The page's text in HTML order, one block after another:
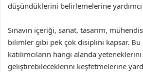
düşündüklerini belirlemelerine
Sınavın içeriği, sanat, tasarım,
bilimler gibi pek çok disiplini kapsar. Bu
katılımcıların hangi alanda yeteneklerini
geliştirebileceklerini keşfetmelerine